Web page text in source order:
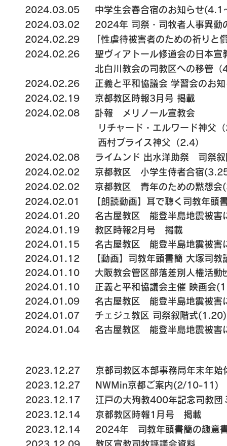
2024.03.05 中学生会春合宿のお知らせ(4.1
2024.03.02 2024年 司祭・司牧者人事異動
2024.02.29
「性虐待被害者のための祈りと
2024.02.26 聖ヴィアトール修道会の日本宣
北白川教会の司教区への移管（4.1
2024.02.26 正義と平和協議会 学習会のお知
2024.02.19 京都教区時報3月号 掲載
2024.02.08 訃報 メリノール宣教会
リチャード・エルワード神父
​ 西村ブライス神父（2.4）
2024.02.08 ライムンド 出水洋助祭 司祭叙
2024.02.02 京都教区 小学生侍者合宿
2024.02.02 京都教区 青年のための黙想会
2024.02.01 【朗読動画】耳で聴く司教年頭
2024.01.20 名古屋教区 能登半島地震被害
2024.01.19 教区時報2月号 掲載
2024.01.15 名古屋教区 能登半島地震被害
2024.01.12 【動画】司教年頭書簡 大塚司教
2024.01.10 大阪教会管区部落差別人権活
2024.01.10 正義と平和協議会主催 映画会
2024.01.09 名古屋教区 能登半島地震被害
2024.01.07 チェジュ教区 司祭叙階式(1.20)
​2024.01.04 名古屋教区 能登半島地震被害
2023.12.27 京都司教区本部事務局年末年
2023.12.27
NWMin京都ご案内(2/10-11)
2023.12.17 江戸の大殉教400年記念司教団
2023.12.14 京都教区時報1月号 掲載
2023.12.14 2024年 司教年頭書簡の趣意
2023.12.09 教区宣教司牧評議会資料